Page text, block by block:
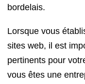
bordelais.
Lorsque vous
sites web, il est
pertinents pour
vous êtes une